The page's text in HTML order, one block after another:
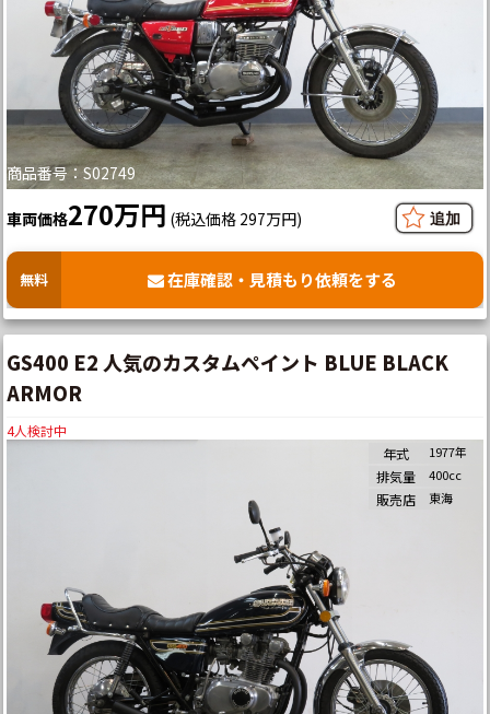
商品番号：S02749
車両価格270万円 (税込価格 297万円)
無料 在庫確認・見積もり依頼をする
GS400 E2 人気のカスタムペイント BLUE BLACK
ARMOR
4人検討中
年式 1977年
排気量 400cc
販売店 東海